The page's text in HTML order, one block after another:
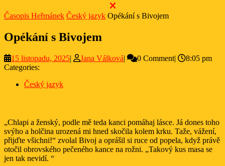
CLOSE
BUTTON
Časopis Heřmánek Český jazyk Opékání s Bivojem
Opékání s Bivojem
15 listopadu, 202515
| Jana VálkováJana
| 0 Comment|
8:05 pm
Categories:
Český jazyk
„Chlapi a ženský, podle mě teda kanci pomáhaj lásce. Já dones toho
svýho a holčina urozená mi hned skočila kolem krku. Taže, vážení,
přijďte všichni!“ zvolal Bivoj a oprášil si ruce od popela, když právě
otočil obrovského pečeného kance na rožni. „Takový kus masa se
jen tak nevidí. “